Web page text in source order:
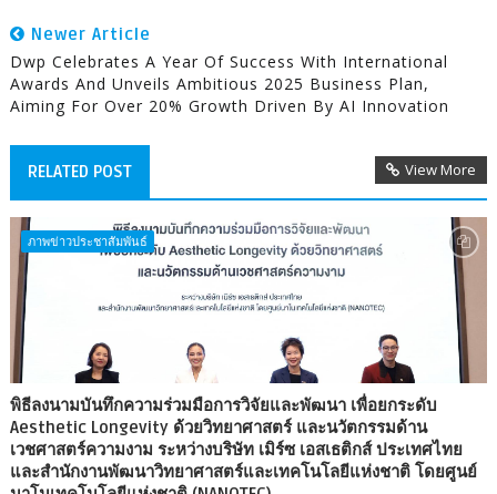
Newer Article
Dwp Celebrates A Year Of Success With International
Awards And Unveils Ambitious 2025 Business Plan,
Aiming For Over 20% Growth Driven By AI Innovation
RELATED POST View More
ภาพข่าวประชาสัมพันธ์
พิธีลงนามบันทึกความร่วมมือการวิจัยและพัฒนา เพื่อยกระดับ
Aesthetic Longevity ด้วยวิทยาศาสตร์ และนวัตกรรมด้าน
เวชศาสตร์ความงาม ระหว่างบริษัท เมิร์ซ เอสเธติกส์ ประเทศไทย
และสำนักงานพัฒนาวิทยาศาสตร์และเทคโนโลยีแห่งชาติ โดยศูนย์